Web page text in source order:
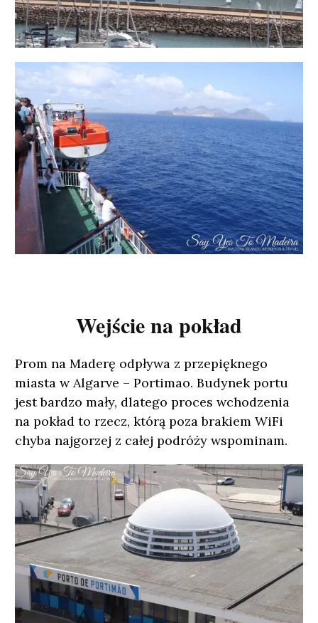
Wejście na pokład
Prom na Maderę odpływa z przepięknego
miasta w Algarve – Portimao. Budynek portu
jest bardzo mały, dlatego proces wchodzenia
na pokład to rzecz, którą poza brakiem WiFi
chyba najgorzej z całej podróży wspominam.